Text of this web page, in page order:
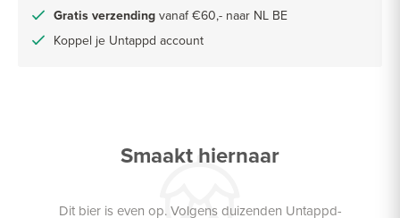
Gratis verzending vanaf €60,- naar NL BE
Koppel je Untappd account
Smaakt hiernaar
Dit bier is even op. Volgens duizenden Untappd-